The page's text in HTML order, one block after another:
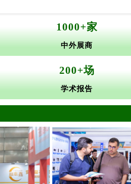
1000+家
中外展商
200+场
学术报告